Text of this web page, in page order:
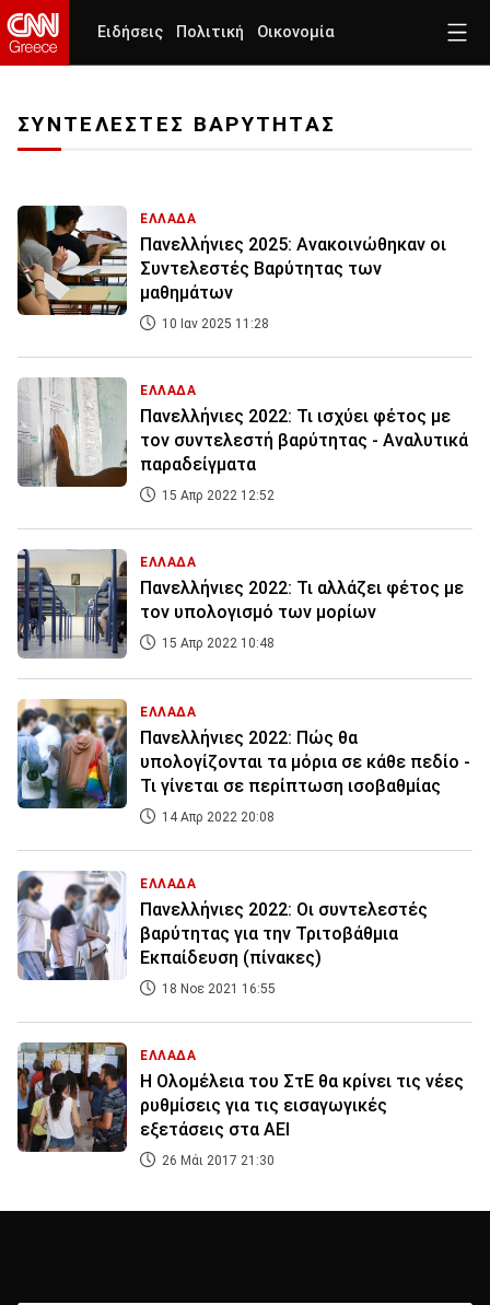
Ειδήσεις Πολιτική Οικονομία
ΣΥΝΤΕΛΕΣΤΕΣ ΒΑΡΥΤΗΤΑΣ
ΕΛΛΑΔΑ
Πανελλήνιες 2025: Ανακοινώθηκαν οι
Συντελεστές Βαρύτητας των
μαθημάτων
10 Ιαν 2025 11:28
ΕΛΛΑΔΑ
Πανελλήνιες 2022: Τι ισχύει φέτος με
τον συντελεστή βαρύτητας - Αναλυτικά
παραδείγματα
15 Απρ 2022 12:52
ΕΛΛΑΔΑ
Πανελλήνιες 2022: Τι αλλάζει φέτος με
τον υπολογισμό των μορίων
15 Απρ 2022 10:48
ΕΛΛΑΔΑ
Πανελλήνιες 2022: Πώς θα
υπολογίζονται τα μόρια σε κάθε πεδίο -
Τι γίνεται σε περίπτωση ισοβαθμίας
14 Απρ 2022 20:08
ΕΛΛΑΔΑ
Πανελλήνιες 2022: Οι συντελεστές
βαρύτητας για την Τριτοβάθμια
Εκπαίδευση (πίνακες)
18 Νοε 2021 16:55
ΕΛΛΑΔΑ
Η Ολομέλεια του ΣτΕ θα κρίνει τις νέες
ρυθμίσεις για τις εισαγωγικές
εξετάσεις στα ΑΕΙ
26 Μάι 2017 21:30